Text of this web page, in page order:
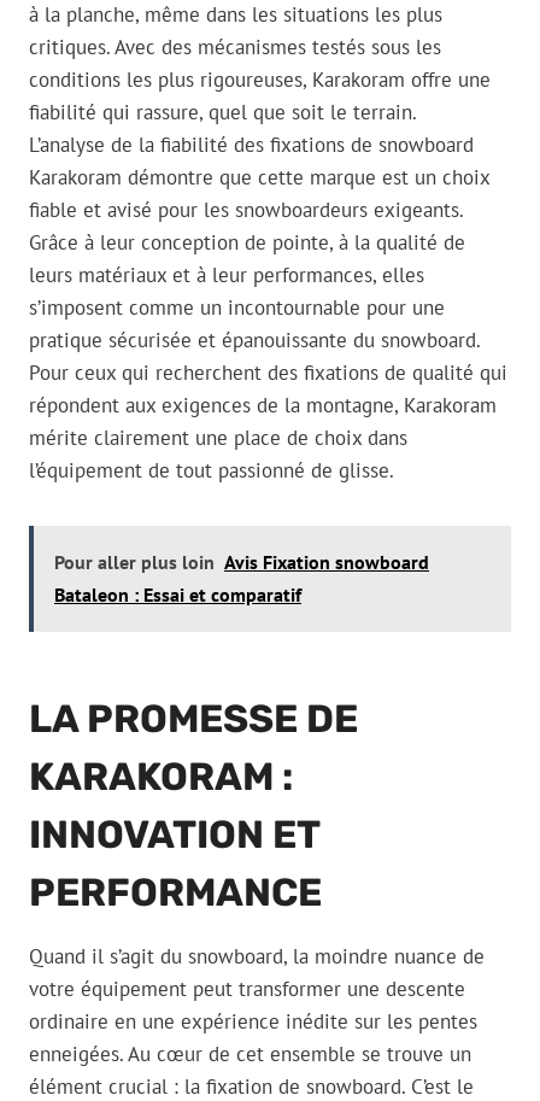
à la planche, même dans les situations les plus
critiques. Avec des mécanismes testés sous les
conditions les plus rigoureuses, Karakoram offre une
fiabilité qui rassure, quel que soit le terrain.
L’analyse de la fiabilité des fixations de snowboard
Karakoram démontre que cette marque est un choix
fiable et avisé pour les snowboardeurs exigeants.
Grâce à leur conception de pointe, à la qualité de
leurs matériaux et à leur performances, elles
s’imposent comme un incontournable pour une
pratique sécurisée et épanouissante du snowboard.
Pour ceux qui recherchent des fixations de qualité qui
répondent aux exigences de la montagne, Karakoram
mérite clairement une place de choix dans
l’équipement de tout passionné de glisse.
Pour aller plus loin Avis Fixation snowboard
Bataleon : Essai et comparatif
LA PROMESSE DE
KARAKORAM :
INNOVATION ET
PERFORMANCE
Quand il s’agit du snowboard, la moindre nuance de
votre équipement peut transformer une descente
ordinaire en une expérience inédite sur les pentes
enneigées. Au cœur de cet ensemble se trouve un
élément crucial : la fixation de snowboard. C’est le